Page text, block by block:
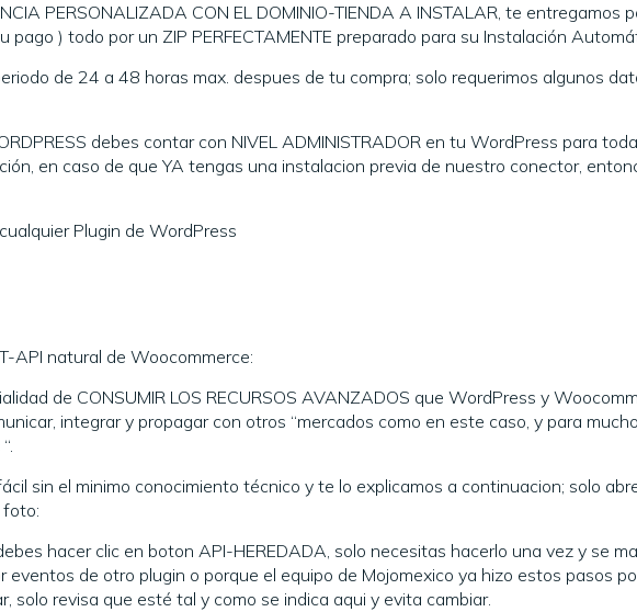
PERSONALIZADA CON EL DOMINIO-TIENDA A INSTALAR, te entregamos
pago ) todo por un ZIP PERFECTAMENTE preparado para su Instalación
de 24 a 48 horas max. despues de tu compra; solo requerimos algunos
debes contar con NIVEL ADMINISTRADOR en tu WordPress para
en caso de que YA tengas una instalacion previa de nuestro conector,
Plugin de WordPress
API natural de Woocommerce:
de CONSUMIR LOS RECURSOS AVANZADOS que WordPress y
integrar y propagar con otros “mercados como en este caso, y para
sin el minimo conocimiento técnico y te lo explicamos a continuacion; solo
hacer clic en boton API-HEREDADA, solo necesitas hacerlo una vez y se
eventos de otro plugin o porque el equipo de Mojomexico ya hizo estos pasos
solo revisa que esté tal y como se indica aqui y evita cambiar.